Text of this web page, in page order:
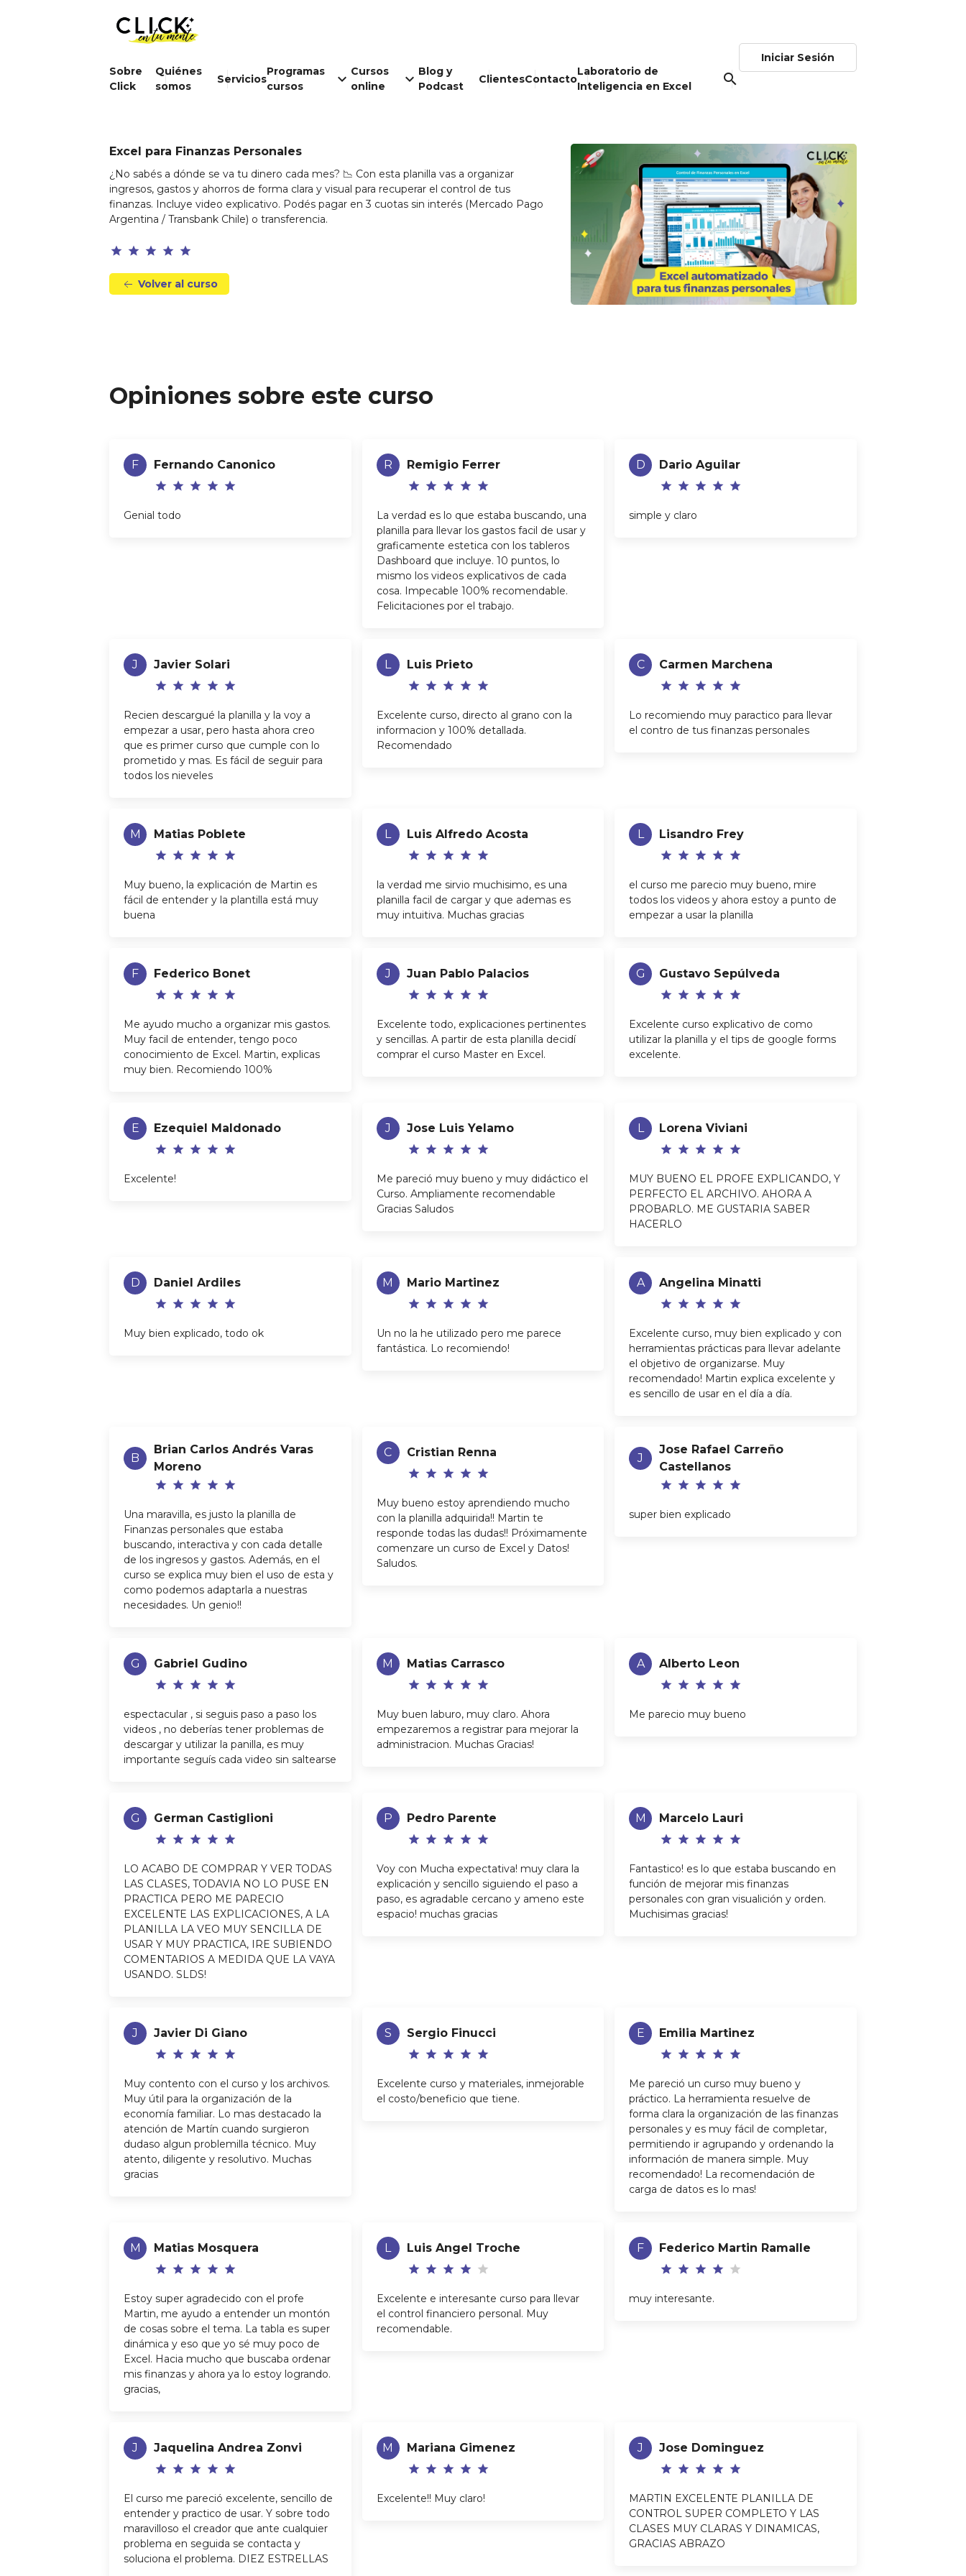
Sobre
Click
Quiénes
somos
Servicios
Programas
cursos
keyboard_arrow_down Cursos
online
keyboard_arrow_down Blog y
Podcast
ClientesContacto
Laboratorio de
Inteligencia en Excel
search
Iniciar Sesión
Excel para Finanzas Personales
¿No sabés a dónde se va tu dinero cada mes? 📉 Con esta planilla vas a organizar
ingresos, gastos y ahorros de forma clara y visual para recuperar el control de tus
finanzas. Incluye video explicativo. Podés pagar en 3 cuotas sin interés (Mercado Pago
Argentina / Transbank Chile) o transferencia.
star star star star star
Volver al curso
Opiniones sobre este curso
F Fernando Canonico
star star star star star
Genial todo
R Remigio Ferrer
star star star star star
La verdad es lo que estaba buscando, una
planilla para llevar los gastos facil de usar y
graficamente estetica con los tableros
Dashboard que incluye. 10 puntos, lo
mismo los videos explicativos de cada
cosa. Impecable 100% recomendable.
Felicitaciones por el trabajo.
D Dario Aguilar
star star star star star
simple y claro
J Javier Solari
star star star star star
Recien descargué la planilla y la voy a
empezar a usar, pero hasta ahora creo
que es primer curso que cumple con lo
prometido y mas. Es fácil de seguir para
todos los nieveles
L Luis Prieto
star star star star star
Excelente curso, directo al grano con la
informacion y 100% detallada.
Recomendado
C Carmen Marchena
star star star star star
Lo recomiendo muy paractico para llevar
el contro de tus finanzas personales
M Matias Poblete
star star star star star
Muy bueno, la explicación de Martin es
fácil de entender y la plantilla está muy
buena
L Luis Alfredo Acosta
star star star star star
la verdad me sirvio muchisimo, es una
planilla facil de cargar y que ademas es
muy intuitiva. Muchas gracias
L Lisandro Frey
star star star star star
el curso me parecio muy bueno, mire
todos los videos y ahora estoy a punto de
empezar a usar la planilla
F Federico Bonet
star star star star star
Me ayudo mucho a organizar mis gastos.
Muy facil de entender, tengo poco
conocimiento de Excel. Martin, explicas
muy bien. Recomiendo 100%
J Juan Pablo Palacios
star star star star star
Excelente todo, explicaciones pertinentes
y sencillas. A partir de esta planilla decidí
comprar el curso Master en Excel.
G Gustavo Sepúlveda
star star star star star
Excelente curso explicativo de como
utilizar la planilla y el tips de google forms
excelente.
E Ezequiel Maldonado
star star star star star
Excelente!
J Jose Luis Yelamo
star star star star star
Me pareció muy bueno y muy didáctico el
Curso. Ampliamente recomendable
Gracias Saludos
L Lorena Viviani
star star star star star
MUY BUENO EL PROFE EXPLICANDO, Y
PERFECTO EL ARCHIVO. AHORA A
PROBARLO. ME GUSTARIA SABER
HACERLO
D Daniel Ardiles
star star star star star
Muy bien explicado, todo ok
M Mario Martinez
star star star star star
Un no la he utilizado pero me parece
fantástica. Lo recomiendo!
A Angelina Minatti
star star star star star
Excelente curso, muy bien explicado y con
herramientas prácticas para llevar adelante
el objetivo de organizarse. Muy
recomendado! Martin explica excelente y
es sencillo de usar en el día a día.
B
Brian Carlos Andrés Varas
Moreno
star star star star star
Una maravilla, es justo la planilla de
Finanzas personales que estaba
buscando, interactiva y con cada detalle
de los ingresos y gastos. Además, en el
curso se explica muy bien el uso de esta y
como podemos adaptarla a nuestras
necesidades. Un genio!!
C Cristian Renna
star star star star star
Muy bueno estoy aprendiendo mucho
con la planilla adquirida!! Martin te
responde todas las dudas!! Próximamente
comenzare un curso de Excel y Datos!
Saludos.
J
Jose Rafael Carreño
Castellanos
star star star star star
super bien explicado
G Gabriel Gudino
star star star star star
espectacular , si seguis paso a paso los
videos , no deberías tener problemas de
descargar y utilizar la panilla, es muy
importante seguís cada video sin saltearse
M Matias Carrasco
star star star star star
Muy buen laburo, muy claro. Ahora
empezaremos a registrar para mejorar la
administracion. Muchas Gracias!
A Alberto Leon
star star star star star
Me parecio muy bueno
G German Castiglioni
star star star star star
LO ACABO DE COMPRAR Y VER TODAS
LAS CLASES, TODAVIA NO LO PUSE EN
PRACTICA PERO ME PARECIO
EXCELENTE LAS EXPLICACIONES, A LA
PLANILLA LA VEO MUY SENCILLA DE
USAR Y MUY PRACTICA, IRE SUBIENDO
COMENTARIOS A MEDIDA QUE LA VAYA
USANDO. SLDS!
P Pedro Parente
star star star star star
Voy con Mucha expectativa! muy clara la
explicación y sencillo siguiendo el paso a
paso, es agradable cercano y ameno este
espacio! muchas gracias
M Marcelo Lauri
star star star star star
Fantastico! es lo que estaba buscando en
función de mejorar mis finanzas
personales con gran visualición y orden.
Muchisimas gracias!
J Javier Di Giano
star star star star star
Muy contento con el curso y los archivos.
Muy útil para la organización de la
economía familiar. Lo mas destacado la
atención de Martín cuando surgieron
dudaso algun problemilla técnico. Muy
atento, diligente y resolutivo. Muchas
gracias
S Sergio Finucci
star star star star star
Excelente curso y materiales, inmejorable
el costo/beneficio que tiene.
E Emilia Martinez
star star star star star
Me pareció un curso muy bueno y
práctico. La herramienta resuelve de
forma clara la organización de las finanzas
personales y es muy fácil de completar,
permitiendo ir agrupando y ordenando la
información de manera simple. Muy
recomendado! La recomendación de
carga de datos es lo mas!
M Matias Mosquera
star star star star star
Estoy super agradecido con el profe
Martin, me ayudo a entender un montón
de cosas sobre el tema. La tabla es super
dinámica y eso que yo sé muy poco de
Excel. Hacia mucho que buscaba ordenar
mis finanzas y ahora ya lo estoy logrando.
gracias,
L Luis Angel Troche
star star star star star
Excelente e interesante curso para llevar
el control financiero personal. Muy
recomendable.
F Federico Martin Ramalle
star star star star star
muy interesante.
J Jaquelina Andrea Zonvi
star star star star star
El curso me pareció excelente, sencillo de
entender y practico de usar. Y sobre todo
maravilloso el creador que ante cualquier
problema en seguida se contacta y
soluciona el problema. DIEZ ESTRELLAS
M Mariana Gimenez
star star star star star
Excelente!! Muy claro!
J Jose Dominguez
star star star star star
MARTIN EXCELENTE PLANILLA DE
CONTROL SUPER COMPLETO Y LAS
CLASES MUY CLARAS Y DINAMICAS,
GRACIAS ABRAZO